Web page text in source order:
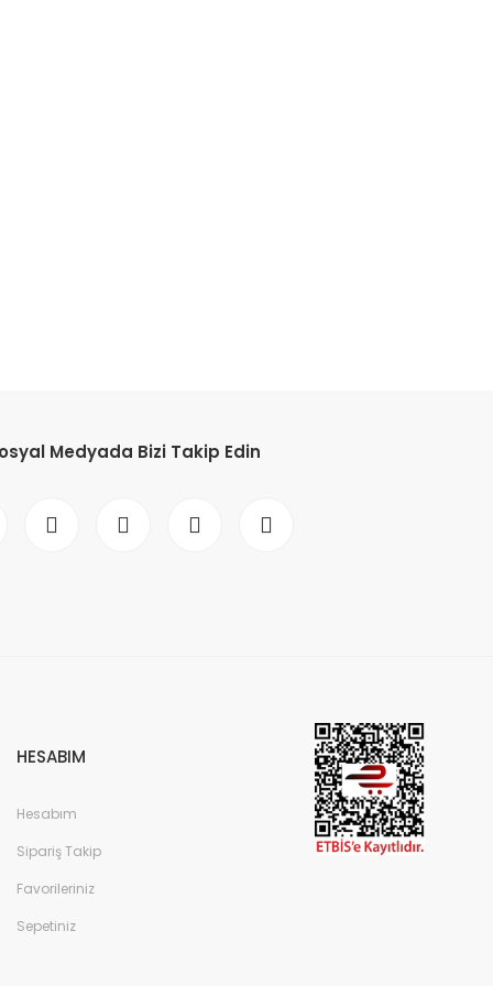
Medyada Bizi Takip Edin
HESABIM
Hesabım
Sipariş Takip
Favorileriniz
Sepetiniz